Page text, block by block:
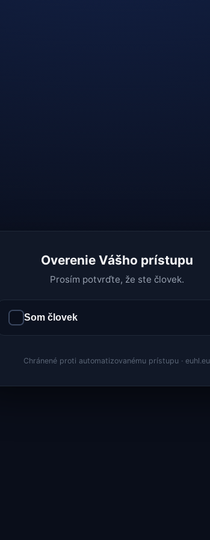
Overenie Vášho prístupu
Prosím potvrďte, že ste človek.
Som človek
Chránené proti automatizovanému prístupu · euhl.eu